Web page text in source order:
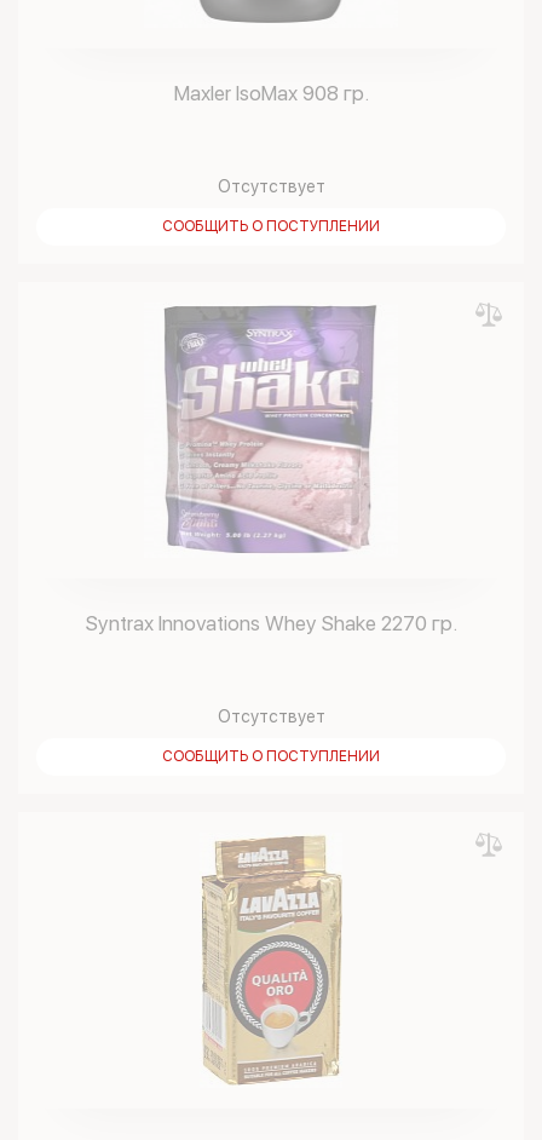
Maxler IsoMax 908 гр.
Отсутствует
СООБЩИТЬ О ПОСТУПЛЕНИИ
Syntrax Innovations Whey Shake 2270 гр.
Отсутствует
СООБЩИТЬ О ПОСТУПЛЕНИИ